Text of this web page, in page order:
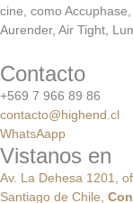
cine, como
Aurender, Air Tight,
Contacto
+569 7 966 89 86
contacto@highend.cl
WhatsAapp
Vistanos en
Av. La Dehesa 1201,
Santiago de Chile, Con